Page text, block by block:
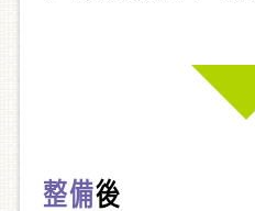
整備後